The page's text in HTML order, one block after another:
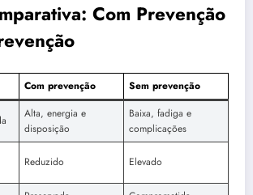
Com Prevenção
Com prevenção Sem prevenção
Alta, energia e
disposição
Baixa, fadiga e
complicações
Reduzido Elevado